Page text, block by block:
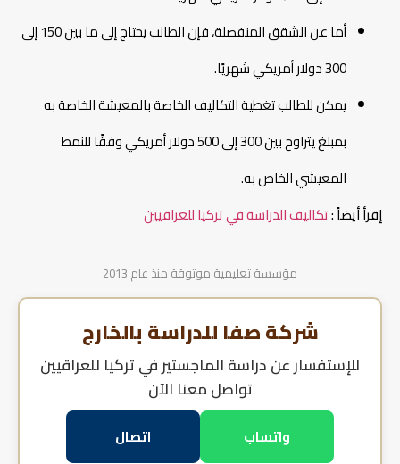
أما عن الشقق المنفصلة، فإن الطالب يحتاج إلى ما بين 150 إلى
300 دولار أمريكي شهريًا.
يمكن للطالب تغطية التكاليف الخاصة بالمعيشة الخاصة به
بمبلغ يتراوح بين 300 إلى 500 دولار أمريكي وفقًا للنمط
المعيشي الخاص به.
إقرأ أيضاً :تكاليف الدراسة في تركيا للعراقيين
مؤسسة تعليمية موثوقة منذ عام 2013
شركة صفا للدراسة بالخارج
للإستفسار عندراسة الماجستير في تركيا للعراقيين
تواصل معنا الآن
واتساب اتصال